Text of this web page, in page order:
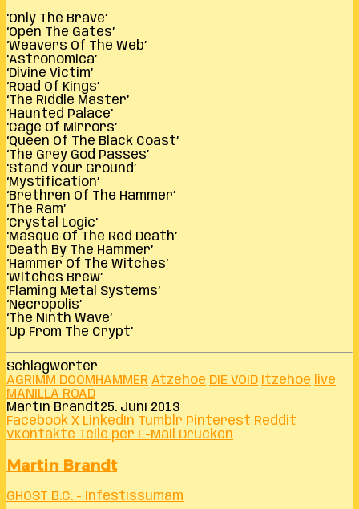
‘Only The Brave’
‘Open The Gates’
‘Weavers Of The Web’
‘Astronomica’
‘Divine Victim’
‘Road Of Kings’
‘The Riddle Master’
‘Haunted Palace’
‘Cage Of Mirrors’
‘Queen Of The Black Coast’
‘The Grey God Passes’
‘Stand Your Ground’
‘Mystification’
‘Brethren Of The Hammer’
‘The Ram’
‘Crystal Logic’
‘Masque Of The Red Death’
‘Death By The Hammer’
‘Hammer Of The Witches’
‘Witches Brew’
‘Flaming Metal Systems’
‘Necropolis’
‘The Ninth Wave’
‘Up From The Crypt’
Schlagwörter
AGRIMM DOOMHAMMER Atzehoe DIE VOID Itzehoe live
MANILLA ROAD
Martin Brandt25. Juni 2013
Facebook X LinkedIn Tumblr Pinterest Reddit
VKontakte Teile per E-Mail Drucken
Martin Brandt
GHOST B.C. - Infestissumam